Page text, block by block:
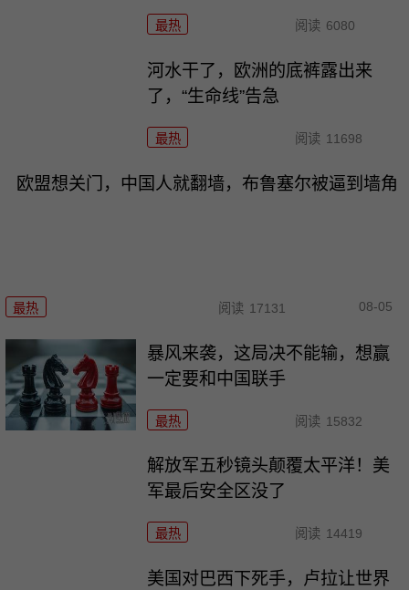
最热 阅读 6080
河水干了，欧洲的底裤露出来
了，“生命线”告急
最热 阅读 11698
欧盟想关门，中国人就翻墙，布鲁塞尔被逼到墙角
最热 阅读 17131 08-05
暴风来袭，这局决不能输，想赢
一定要和中国联手
最热 阅读 15832
解放军五秒镜头颠覆太平洋！美
军最后安全区没了
最热 阅读 14419
美国对巴西下死手，卢拉让世界